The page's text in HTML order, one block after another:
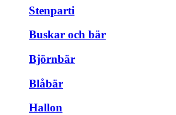
Stenparti
Buskar och bär
Björnbär
Blåbär
Hallon